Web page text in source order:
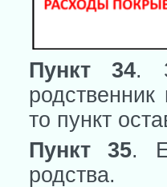
Пункт 34.
то пункт
Пункт 35.
родства.